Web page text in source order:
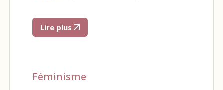
Lire plus
Féminisme